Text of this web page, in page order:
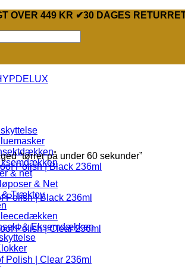
OVER 449 KR ✔30 DAGES
& net
& Net
& Træktov
& Eksemdækken
“tørrer på under 60 sekunder”
Polish | Black 236ml
Polish | Clear 236ml